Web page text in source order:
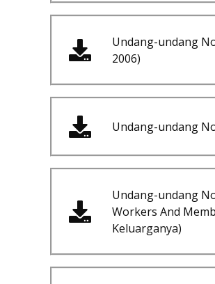
Undang-undang
2006)
Undang-undang
Undang-undang
Workers And
Keluarganya)